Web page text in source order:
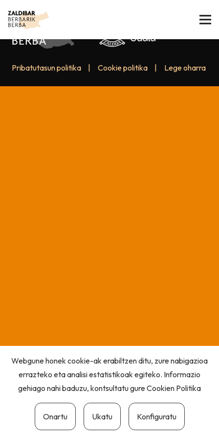
Pribatutasun politika Cookie politika Lege oharra
Webgune honek cookie-ak erabiltzen ditu, zure nabigazioa
errazteko eta analisi estatistikoak egiteko. Informazio
gehiago nahi baduzu, kontsultatu gureCookien Politika
Onartu Ukatu Konfiguratu